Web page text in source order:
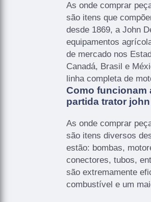
As onde comprar
são itens que
desde 1869, a John
equipamentos
de mercado nos
Canadá, Brasil e
linha completa de
Como funcionam
partida trator
As onde comprar
são itens diversos
estão: bombas,
conectores, tubos,
são extremamente
combustível e um